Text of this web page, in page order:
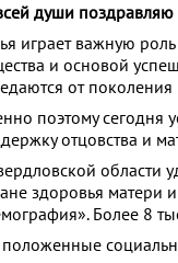
души
играет важную
и основой
от
поэтому сегодня
отцовства и
области
здоровья матери
Более 8
положенные